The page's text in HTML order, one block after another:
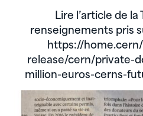
Lire l’article de la
renseignements pris
https://
release/cern/private-
million-euros-cerns-